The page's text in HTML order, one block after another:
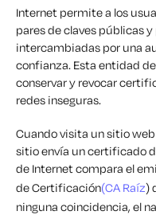
Internet permite a los
pares de claves públicas
intercambiadas por una
confianza. Esta entidad
conservar y revocar
redes inseguras.
Cuando visita un sitio
sitio envía un certificado
de Internet compara el
de Certificación(CA Raíz)
ninguna coincidencia, el